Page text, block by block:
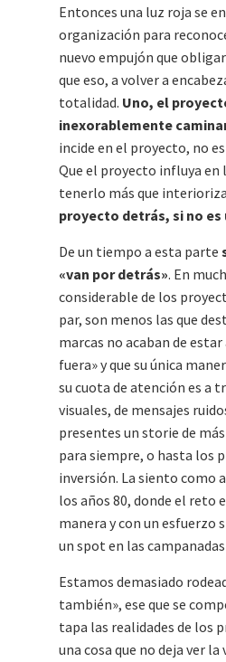
Entonces una luz roja se
organización para
nuevo empujón que
que eso, a volver a
totalidad. Uno, el
inexorablemente
incide en el proyecto, no
Que el proyecto influya en
tenerlo más que
proyecto detrás, si no es
De un tiempo a esta parte
«van por detrás». En
considerable de los
par, son menos las que
marcas no acaban de estar
fuera» y que su única
su cuota de atención es a
visuales, de mensajes
presentes un storie de
para siempre, o hasta los
inversión. La siento como
los años 80, donde el reto
manera y con un esfuerzo
un spot en las
Estamos demasiado
también», ese que se
tapa las realidades de los
una cosa que no deja ver